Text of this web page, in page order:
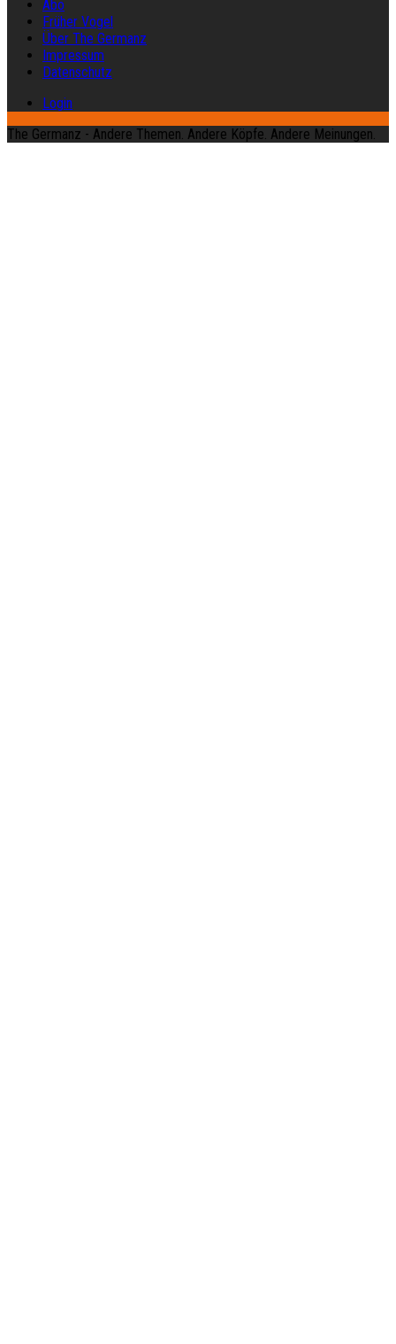
Abo
Früher Vogel
Über The Germanz
Impressum
Datenschutz
Login
The Germanz - Andere Themen. Andere Köpfe. Andere Meinungen.